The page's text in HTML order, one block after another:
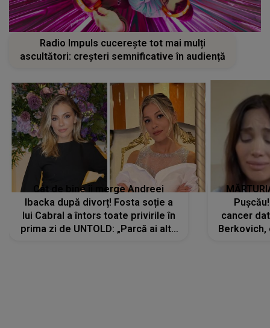
Radio Impuls cucerește tot mai mulți
ascultători: creșteri semnificative în audiență
Cât de bine îi merge Andreei
Ibacka după divorț! Fosta soție a
lui Cabral a întors toate privirile în
prima zi de UNTOLD: „Parcă ai altă
cancer
Berkovich,